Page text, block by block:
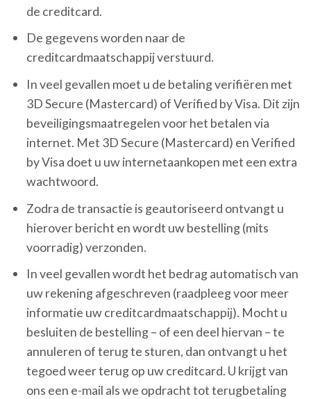
de creditcard.
De gegevens worden naar de
creditcardmaatschappij verstuurd.
In veel gevallen moet u de betaling verifiëren met
3D Secure (Mastercard) of Verified by Visa. Dit zijn
beveiligingsmaatregelen voor het betalen via
internet. Met 3D Secure (Mastercard) en Verified
by Visa doet u uw internetaankopen met een extra
wachtwoord.
Zodra de transactie is geautoriseerd ontvangt u
hierover bericht en wordt uw bestelling (mits
voorradig) verzonden.
In veel gevallen wordt het bedrag automatisch van
uw rekening afgeschreven (raadpleeg voor meer
informatie uw creditcardmaatschappij). Mocht u
besluiten de bestelling – of een deel hiervan – te
annuleren of terug te sturen, dan ontvangt u het
tegoed weer terug op uw creditcard. U krijgt van
ons een e-mail als we opdracht tot terugbetaling